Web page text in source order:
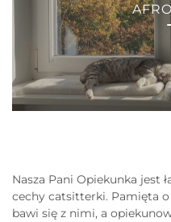
Nasza Pani Opiekunka jest
cechy catsitterki. Pamięta
bawi się z nimi, a